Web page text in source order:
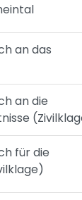
an das
an die
für die